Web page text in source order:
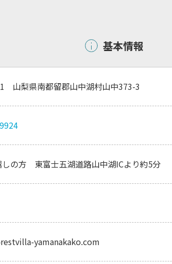
基本情報
山梨県南都留郡山中湖村山中373-3
しの方 東富士五湖道路山中湖ICより約5分
yamanakako.com